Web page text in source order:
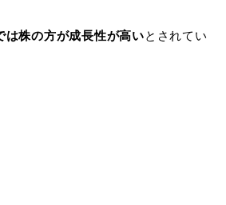
は株の方が成長性が高いとされてい